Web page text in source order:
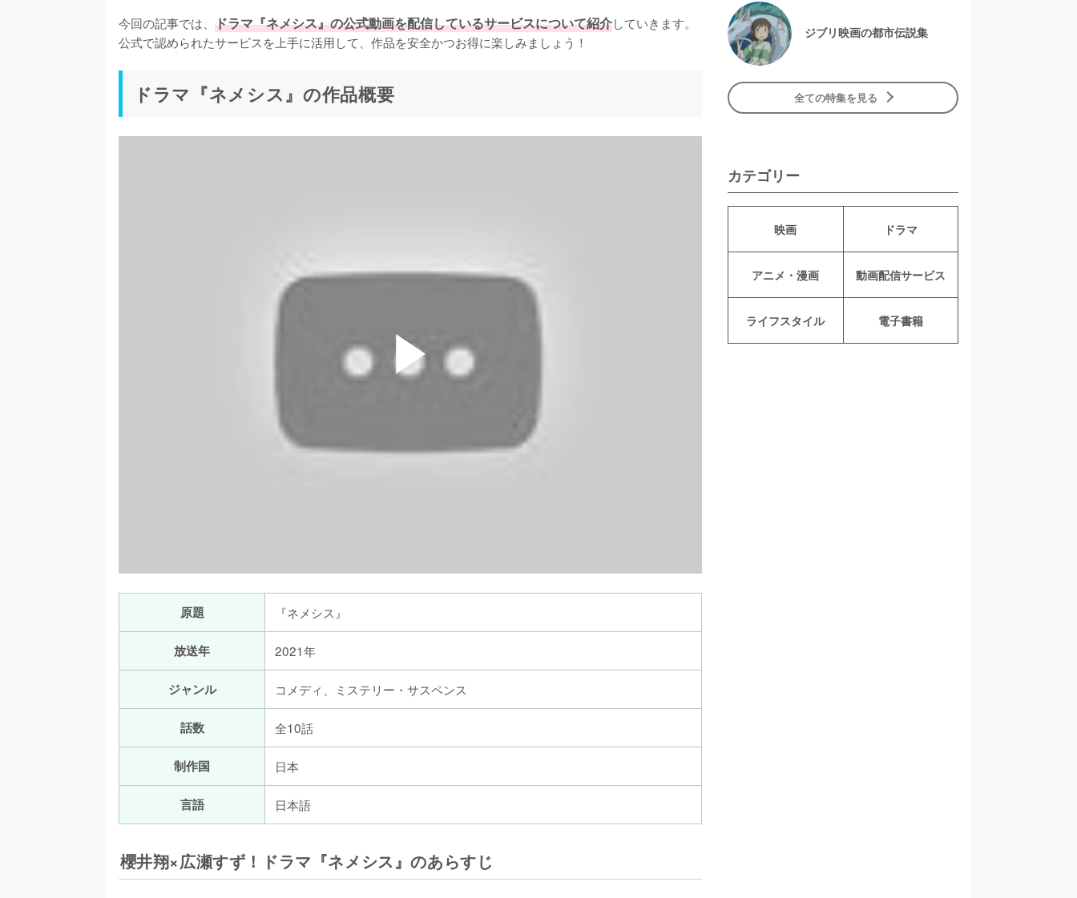
今回の記事では、 ドラマ『ネメシス』の公式動画を配信しているサービスについて紹介していきます。
公式で認められたサービスを上手に活用して、作品を安全かつお得に楽しみましょう！
ドラマ『ネメシス』の作品概要
原題 『ネメシス』
放送年 2021年
ジャンル コメディ、ミステリー・サスペンス
話数 全10話
制作国 日本
言語 日本語
櫻井翔×広瀬すず！ドラマ『ネメシス』のあらすじ
ジブリ映画の都市伝説集
全ての特集を見る
カテゴリー
映画 ドラマ
アニメ・漫画 動画配信サービス
ライフスタイル 電子書籍